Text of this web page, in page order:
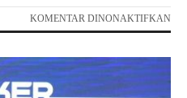
KOMENTAR DINONAKTIFKAN
KE